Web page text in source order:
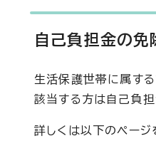
自己負担金の免
生活保護世帯に属す
該当する方は自己負担
詳しくは以下のページ